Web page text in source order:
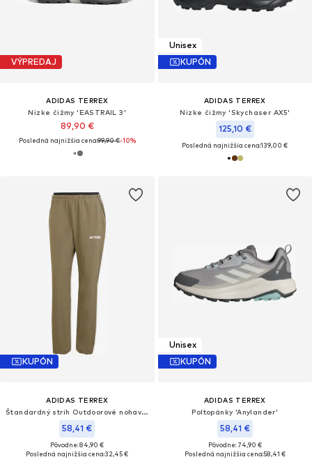
VÝPREDAJ
ADIDAS TERREX
Nízke čižmy 'EASTRAIL 3'
89,90 €
Posledná najnižšia cena:99,90 €-10%
Unisex
KUPÓN
ADIDAS TERREX
Nízke čižmy 'Skychaser AX5'
125,10 €
Posledná najnižšia cena:139,00 €
KUPÓN
ADIDAS TERREX
Štandardný strih Outdoorové nohavice 'Lifeflex'
58,41 €
Pôvodne: 84,90 €
Posledná najnižšia cena:32,45 €
Unisex
KUPÓN
ADIDAS TERREX
Poltopánky 'Anylander'
58,41 €
Pôvodne: 74,90 €
Posledná najnižšia cena:58,41 €